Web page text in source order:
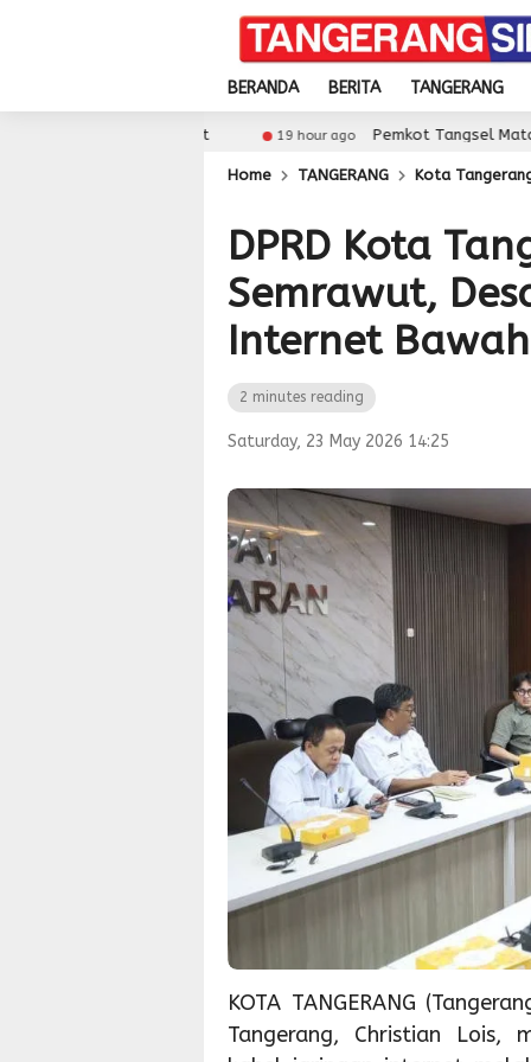
BERANDA BERITA TANGERANG
19 hour ago Pemkot Tangsel Matangkan
Home TANGERANG Kota
DPRD Kota
Semrawut,
Internet
2 minutes reading
Saturday, 23 May 2026 14:25
KOTA TANGERANG
Tangerang, Christian Lois,